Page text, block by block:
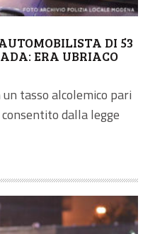
DI 53
ERA UBRIACO
tasso alcolemico pari
dalla legge